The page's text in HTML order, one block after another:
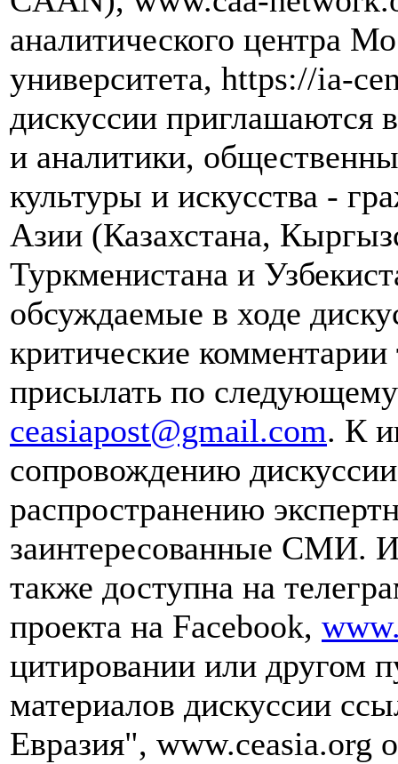
аналитического центра
университета, https://ia-
дискуссии приглашаются
и аналитики,
культуры и искусства -
Азии (Казахстана,
Туркменистана и
обсуждаемые в ходе
критические
присылать по
ceasiapost@gmail.com. К
сопровождению
распространению
заинтересованные СМИ.
также доступна на
проекта на Facebook,
цитировании или другом
материалов дискуссии
Евразия", www.ceasia.org